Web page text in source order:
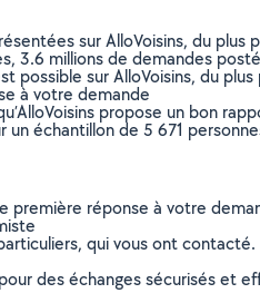
sur AlloVoisins, du
3.6 millions de demandes
sur AlloVoisins, du
à votre demande
propose un bon
un échantillon de 5 671
première réponse à votre
qui vous ont
des échanges sécurisés et